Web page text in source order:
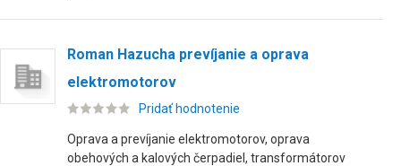
Roman Hazucha prevíjanie a oprava
elektromotorov
Pridať hodnotenie
Oprava a prevíjanie elektromotorov, oprava
obehových a kalových čerpadiel, transformátorov